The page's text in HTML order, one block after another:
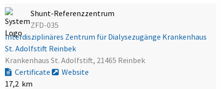
Shunt-Referenzzentrum
ZFD-035
Interdisziplinäres Zentrum für Dialysezugänge Krankenhaus
St. Adolfstift Reinbek
Krankenhaus St. Adolfstift, 21465 Reinbek
Certificate
Website
17,2 km